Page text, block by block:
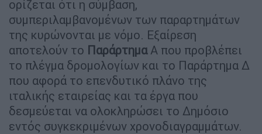
ορίζεται ότι η σύμβαση,
συμπεριλαμβανομένων των παραρτημάτων
της κυρώνονται με νόμο. Εξαίρεση
αποτελούν το ΠαράρτημαΑ που προβλέπει
το πλέγμα δρομολογίων και το Παράρτημα Δ
που αφορά το επενδυτικό πλάνο της
ιταλικής εταιρείας και τα έργα που
δεσμεύεται να ολοκληρώσει το Δημόσιο
εντός συγκεκριμένων χρονοδιαγραμμάτων.